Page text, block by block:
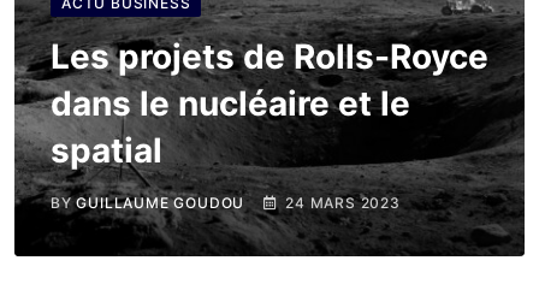
Les projets de Rolls-Royce
dans le nucléaire et le
spatial
BYGUILLAUME GOUDOU 24 MARS 2023